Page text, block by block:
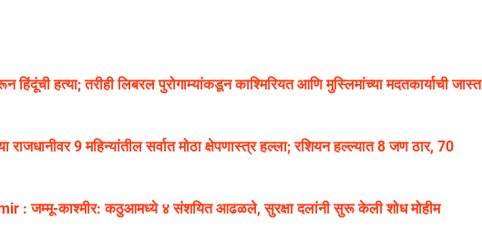
हिंदूंची हत्या; तरीही लिबरल पुरोगाम्यांकडून काश्मिरियत आणि मुस्लिमांच्या मदतकार्याची जास्त
9 महिन्यांतील सर्वात मोठा क्षेपणास्त्र हल्ला; रशियन हल्ल्यात 8 जण ठार, 70
: जम्मू-काश्मीर: कठुआमध्ये ४ संशयित आढळले, सुरक्षा दलांनी सुरू केली शोध मोहीम